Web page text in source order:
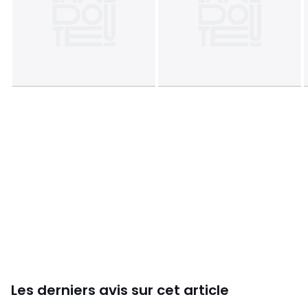
Les derniers avis sur cet article